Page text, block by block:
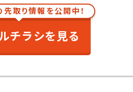
取り情報を公開中！
チラシを見る